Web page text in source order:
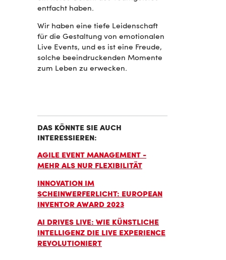
entfacht haben.
Wir haben eine tiefe Leidenschaft
für die Gestaltung von emotionalen
Live Events, und es ist eine Freude,
solche beeindruckenden Momente
zum Leben zu erwecken.
DAS KÖNNTE SIE AUCH
INTERESSIEREN:
AGILE EVENT MANAGEMENT -
MEHR ALS NUR FLEXIBILITÄT
INNOVATION IM
SCHEINWERFERLICHT: EUROPEAN
INVENTOR AWARD 2023
AI DRIVES LIVE: WIE KÜNSTLICHE
INTELLIGENZ DIE LIVE EXPERIENCE
REVOLUTIONIERT